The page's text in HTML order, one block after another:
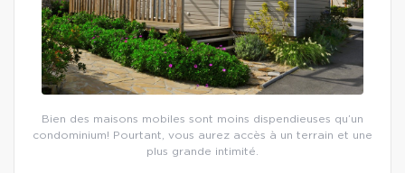
Bien des maisons mobiles sont moins dispendieuses qu’un
condominium! Pourtant, vous aurez accès à un terrain et une
plus grande intimité.